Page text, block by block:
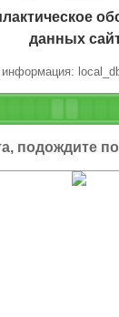
данных
информация:
подождите